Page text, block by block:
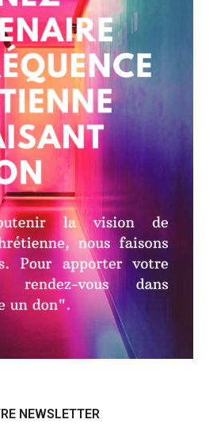
NEWSLETTER